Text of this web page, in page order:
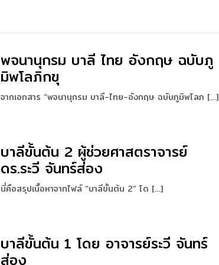
พจนานุกรม บาลี ไทย อังกฤษ ฉบับภู
มิพโลภิกขุ
จากเอกสาร “พจนานุกรม บาลี-ไทย-อังกฤษ ฉบับภูมิพโลภ […]
บาลีขั้นต้น 2 ผู้ช่วยศาสตราจารย์
ดร.ระวี จันทร์ส่อง
นี่คือสรุปเนื้อหาจากไฟล์ “บาลีขั้นต้น 2” โด […]
บาลีขั้นต้น 1 โดย อาจารย์ระวี จันทร์
ส่อง